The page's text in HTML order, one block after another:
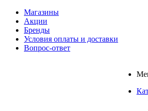
Магазины
Акции
Бренды
Условия оплаты и доставки
Вопрос-ответ